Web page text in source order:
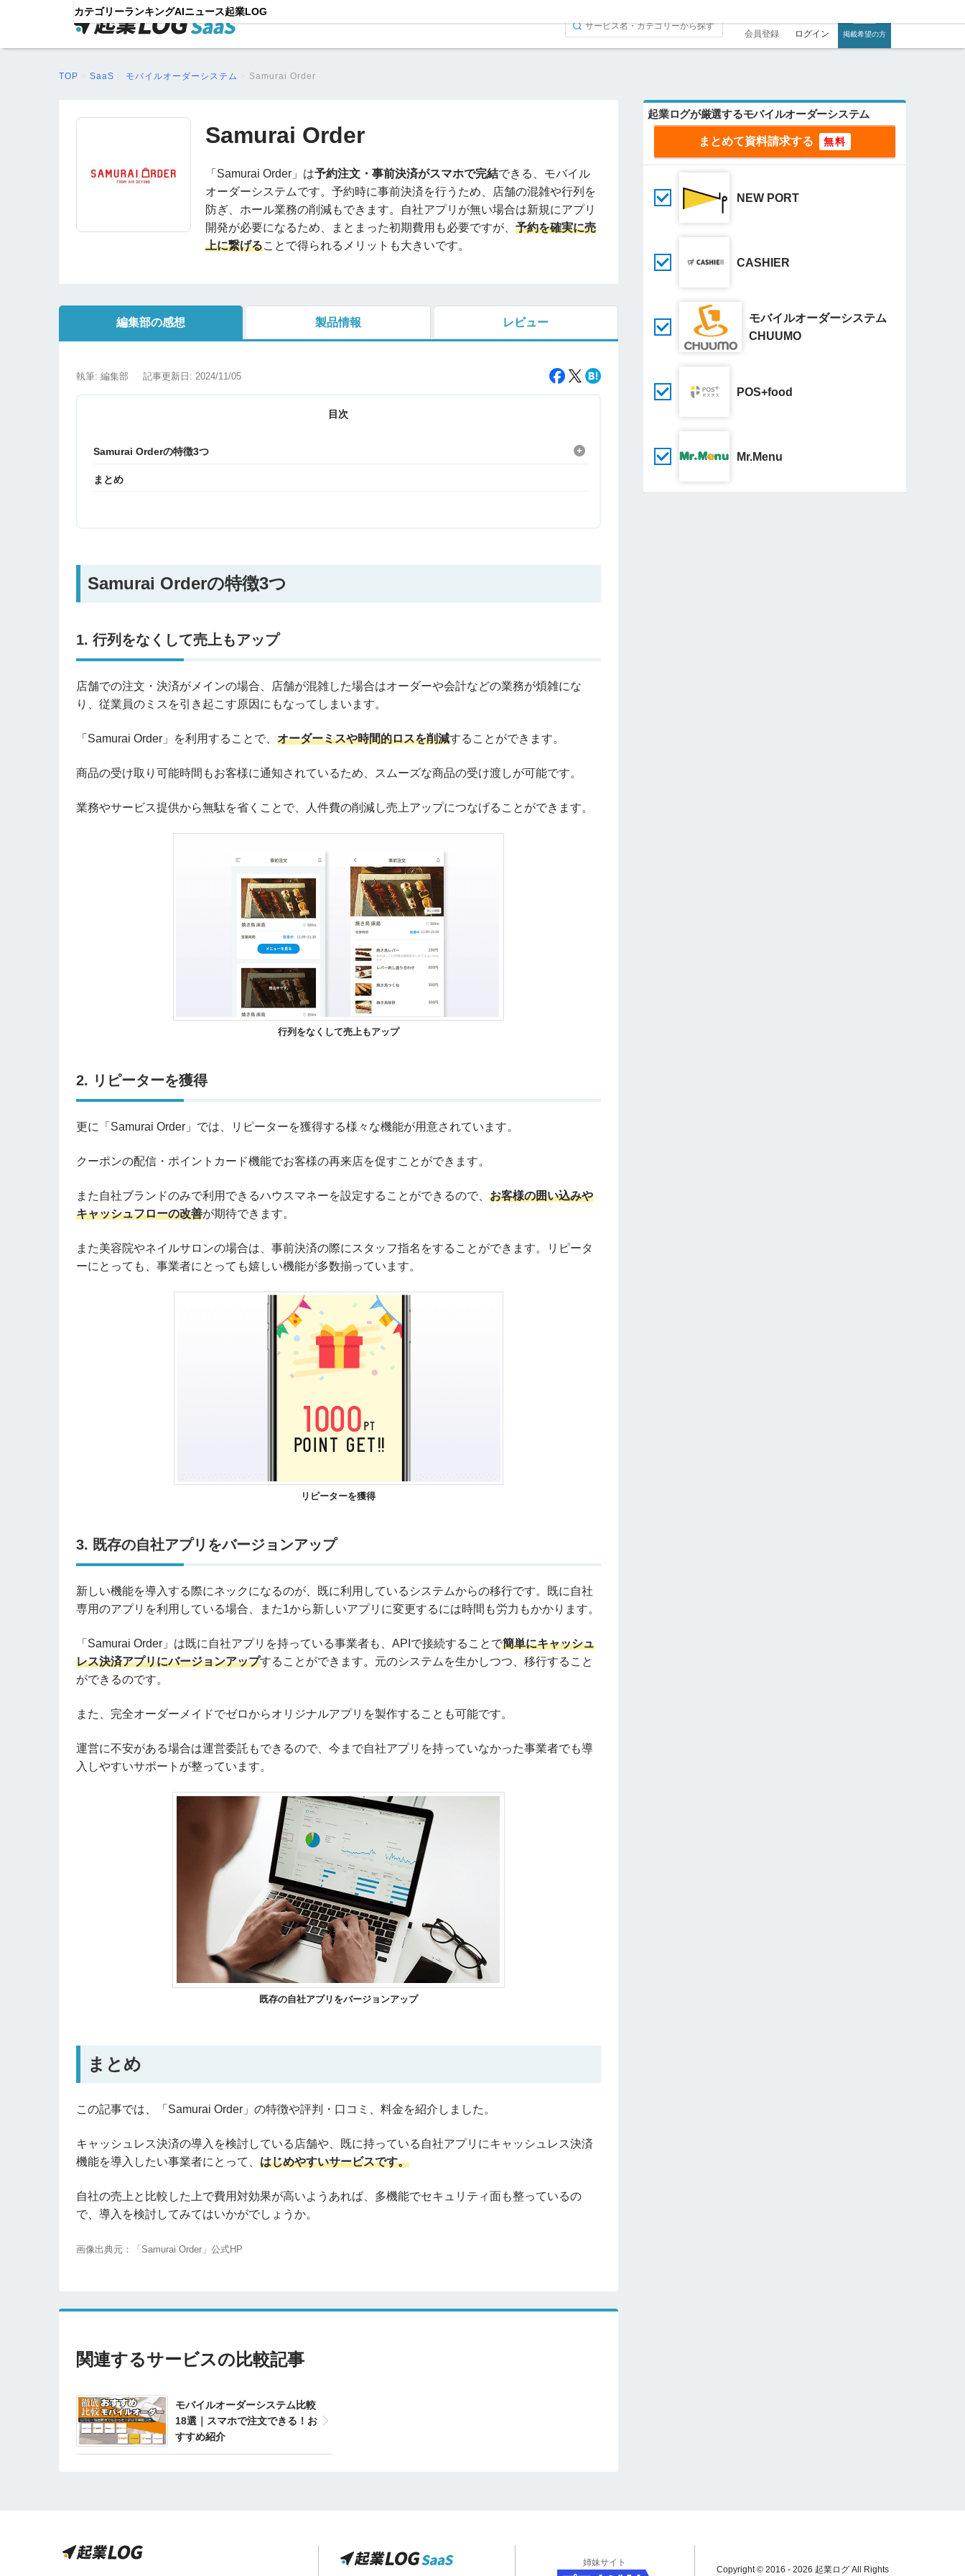
カテゴリーランキングAIニュース起業LOG
会員登録 ログイン 掲載希望の方
TOP SaaS モバイルオーダーシステム Samurai Order
Samurai Order
「Samurai Order」は予約注文・事前決済がスマホで完結できる、モバイル
オーダーシステムです。予約時に事前決済を行うため、店舗の混雑や行列を
防ぎ、ホール業務の削減もできます。自社アプリが無い場合は新規にアプリ
開発が必要になるため、まとまった初期費用も必要ですが、 予約を確実に売
上に繋げることで得られるメリットも大きいです。
編集部の感想 製品情報 レビュー
執筆: 編集部 記事更新日: 2024/11/05
目次
Samurai Orderの特徴3つ
まとめ
Samurai Orderの特徴3つ
1. 行列をなくして売上もアップ
店舗での注文・決済がメインの場合、店舗が混雑した場合はオーダーや会計などの業務が煩雑にな
り、従業員のミスを引き起こす原因にもなってしまいます。
「Samurai Order」を利用することで、 オーダーミスや時間的ロスを削減することができます。
商品の受け取り可能時間もお客様に通知されているため、スムーズな商品の受け渡しが可能です。
業務やサービス提供から無駄を省くことで、人件費の削減し売上アップにつなげることができます。
行列をなくして売上もアップ
2. リピーターを獲得
更に「Samurai Order」では、リピーターを獲得する様々な機能が用意されています。
クーポンの配信・ポイントカード機能でお客様の再来店を促すことができます。
また自社ブランドのみで利用できるハウスマネーを設定することができるので、 お客様の囲い込みや
キャッシュフローの改善が期待できます。
また美容院やネイルサロンの場合は、事前決済の際にスタッフ指名をすることができます。リピータ
ーにとっても、事業者にとっても嬉しい機能が多数揃っています。
リピーターを獲得
3. 既存の自社アプリをバージョンアップ
新しい機能を導入する際にネックになるのが、既に利用しているシステムからの移行です。既に自社
専用のアプリを利用している場合、また1から新しいアプリに変更するには時間も労力もかかります。
「Samurai Order」は既に自社アプリを持っている事業者も、APIで接続することで簡単にキャッシュ
レス決済アプリにバージョンアップすることができます。元のシステムを生かしつつ、移行すること
ができるのです。
また、完全オーダーメイドでゼロからオリジナルアプリを製作することも可能です。
運営に不安がある場合は運営委託もできるので、今まで自社アプリを持っていなかった事業者でも導
入しやすいサポートが整っています。
既存の自社アプリをバージョンアップ
まとめ
この記事では、「Samurai Order」の特徴や評判・口コミ、料金を紹介しました。
キャッシュレス決済の導入を検討している店舗や、既に持っている自社アプリにキャッシュレス決済
機能を導入したい事業者にとって、 はじめやすいサービスです。
自社の売上と比較した上で費用対効果が高いようあれば、多機能でセキュリティ面も整っているの
で、導入を検討してみてはいかがでしょうか。
画像出典元：「Samurai Order」公式HP
関連するサービスの比較記事
モバイルオーダーシステム比較
18選｜スマホで注文できる！お
すすめ紹介
起業ログが厳選するモバイルオーダーシステム
まとめて資料請求する
NEW PORT
CASHIER
モバイルオーダーシステム
CHUUMO
POS+food
Mr.Menu
姉妹サイト
Copyright © 2016 - 2026 起業ログ All Rights